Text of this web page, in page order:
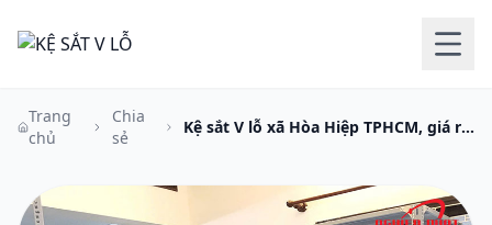
Trang
chủ
Chia
sẻ
Kệ sắt V lỗ xã Hòa Hiệp TPHCM, giá rẻ,